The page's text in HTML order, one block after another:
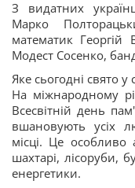
З видатних
Марко
математик Георгій
Модест Сосенко,
Яке сьогодні свято у
На міжнародному
Всесвітній день
вшановують усіх
місці. Це особливо
шахтарі, лісоруби,
енергетики.